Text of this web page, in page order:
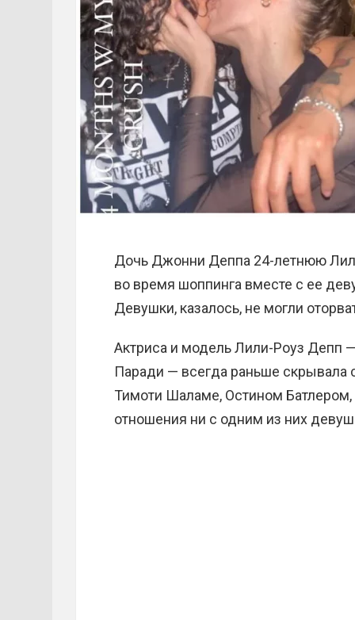
Дочь Джонни Деппа 24-летнюю
во время шоппинга вместе с ее
Девушки, казалось, не могли
Актриса и модель Лили-Роуз Депп
Паради — всегда раньше скрывала
Тимоти Шаламе, Остином
отношения ни с одним из них